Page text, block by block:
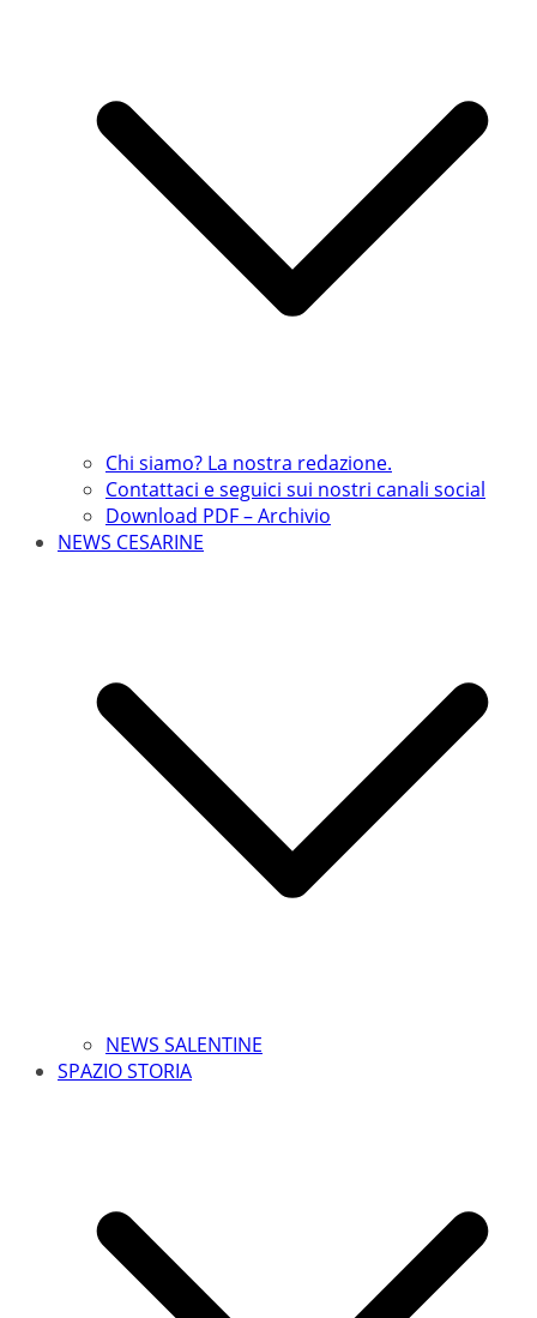
Chi siamo? La nostra redazione.
Contattaci e seguici sui nostri canali social
Download PDF – Archivio
NEWS CESARINE
NEWS SALENTINE
SPAZIO STORIA